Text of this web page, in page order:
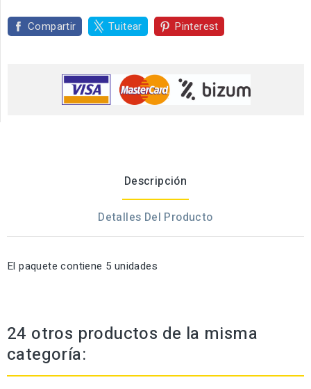
Compartir Tuitear Pinterest
Descripción
Detalles Del Producto
El paquete contiene 5 unidades
24 otros productos de la misma
categoría: